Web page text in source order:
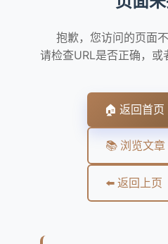
抱歉，您访问的页面
请检查URL是否正确，或
🏠 返回首页
📚 浏览文章
⬅️ 返回上页